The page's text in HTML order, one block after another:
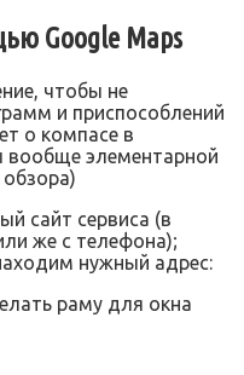
Google Maps
чтобы не
и приспособлений
о компасе в
элементарной
сайт сервиса (в
же с телефона);
нужный адрес:
раму для окна